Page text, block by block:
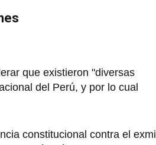
que existieron "diversas
del Perú, y por lo cual
constitucional contra el